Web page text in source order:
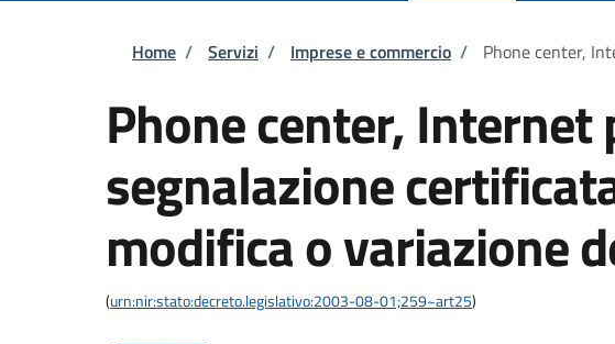
Briciole di pane
Home / Servizi / Imprese e commercio / Phone center,
Phone center, Internet
segnalazione
modifica o variazione
(urn:nir:stato:decreto.legislativo:2003-08-01;259~art25)